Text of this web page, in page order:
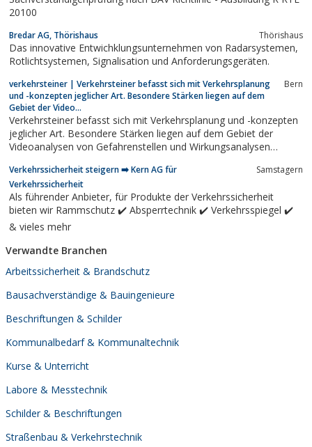
20100
Bredar AG, Thörishaus Thörishaus
Das innovative Entwichklungsunternehmen von Radarsystemen,
Rotlichtsystemen, Signalisation und Anforderungsgeräten.
verkehrsteiner | Verkehrsteiner befasst sich mit Verkehrsplanung
und -konzepten jeglicher Art. Besondere Stärken liegen auf dem
Gebiet der Video...
Bern
Verkehrsteiner befasst sich mit Verkehrsplanung und -konzepten
jeglicher Art. Besondere Stärken liegen auf dem Gebiet der
Videoanalysen von Gefahrenstellen und Wirkungsanalysen
Verkehrssicherheit steigern ➡️ Kern AG für
Verkehrssicherheit
Samstagern
Als führender Anbieter, für Produkte der Verkehrssicherheit
bieten wir Rammschutz ✔️ Absperrtechnik ✔️ Verkehrsspiegel ✔️
& vieles mehr
Verwandte Branchen
Arbeitssicherheit & Brandschutz
Bausachverständige & Bauingenieure
Beschriftungen & Schilder
Kommunalbedarf & Kommunaltechnik
Kurse & Unterricht
Labore & Messtechnik
Schilder & Beschriftungen
Straßenbau & Verkehrstechnik